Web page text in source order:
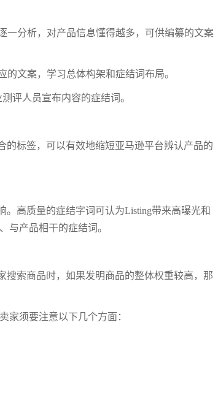
一分析，对产品信息懂得越多，可供编纂的文案
文案，学习总体构架和症结词布局。
评人员宣布内容的症结词。
的标签，可以有效地缩短亚马逊平台辨认产品的
高质量的症结字词可认为Listing带来高曝光和
与产品相干的症结词。
搜索商品时，如果发明商品的整体权重较高，那
家须要注意以下几个方面：